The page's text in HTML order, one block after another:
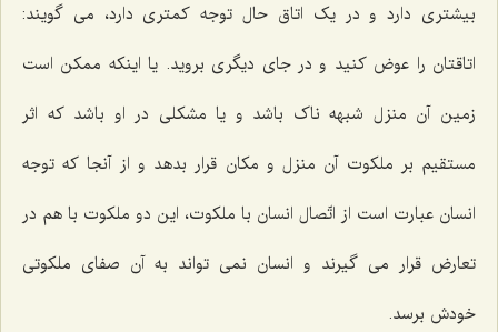
بیشتری دارد و در یک اتاق حال توجه کمتری دارد، می گویند:
اتاقتان را عوض کنید و در جای دیگری بروید. یا اینکه ممکن است
زمین آن منزل شبهه ناک باشد و یا مشکلی در او باشد که اثر
مستقیم بر ملکوت آن منزل و مکان قرار بدهد و از آنجا که توجه
انسان عبارت است از اتّصال انسان با ملکوت، این دو ملکوت با هم در
تعارض قرار می گیرند و انسان نمی تواند به آن صفای ملکوتی
خودش برسد.